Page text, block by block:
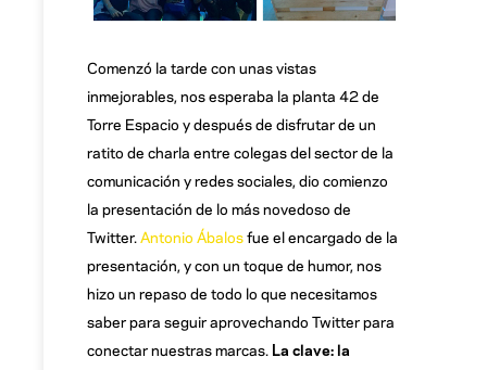
Comenzó la tarde con unas vistas
inmejorables, nos esperaba la planta 42 de
Torre Espacio y después de disfrutar de un
ratito de charla entre colegas del sector de la
comunicación y redes sociales, dio comienzo
la presentación de lo más novedoso de
Twitter. Antonio Ábalosfue el encargado de la
presentación, y con un toque de humor, nos
hizo un repaso de todo lo que necesitamos
saber para seguir aprovechando Twitter para
conectar nuestras marcas. La clave: la